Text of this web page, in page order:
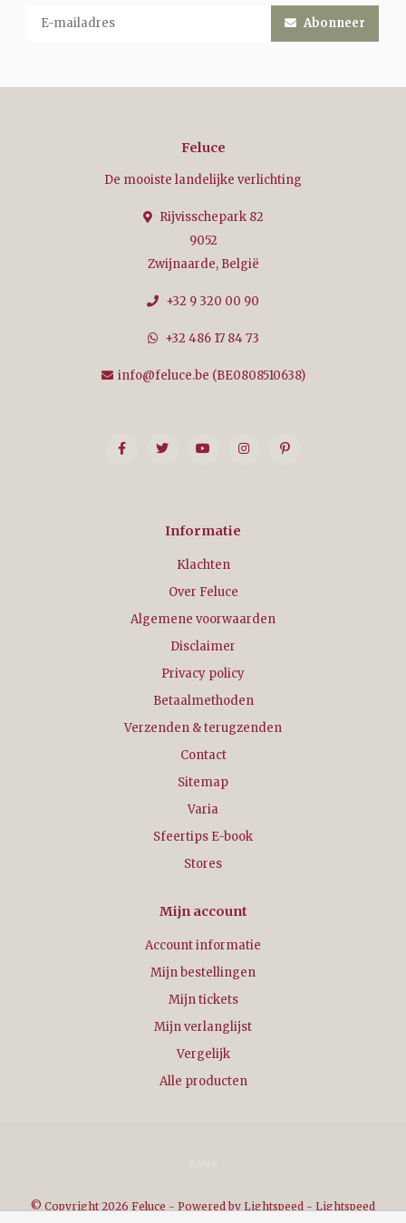
Abonneer
Feluce
De mooiste landelijke verlichting
Rijvisschepark 82
9052
Zwijnaarde, België
+32 9 320 00 90
+32 486 17 84 73
info@feluce.be (BE0808510638)
Informatie
Klachten
Over Feluce
Algemene voorwaarden
Disclaimer
Privacy policy
Betaalmethoden
Verzenden & terugzenden
Contact
Sitemap
Varia
Sfeertips E-book
Stores
Mijn account
Account informatie
Mijn bestellingen
Mijn tickets
Mijn verlanglijst
Vergelijk
Alle producten
© Copyright 2026 Feluce - Powered by Lightspeed - Lightspeed